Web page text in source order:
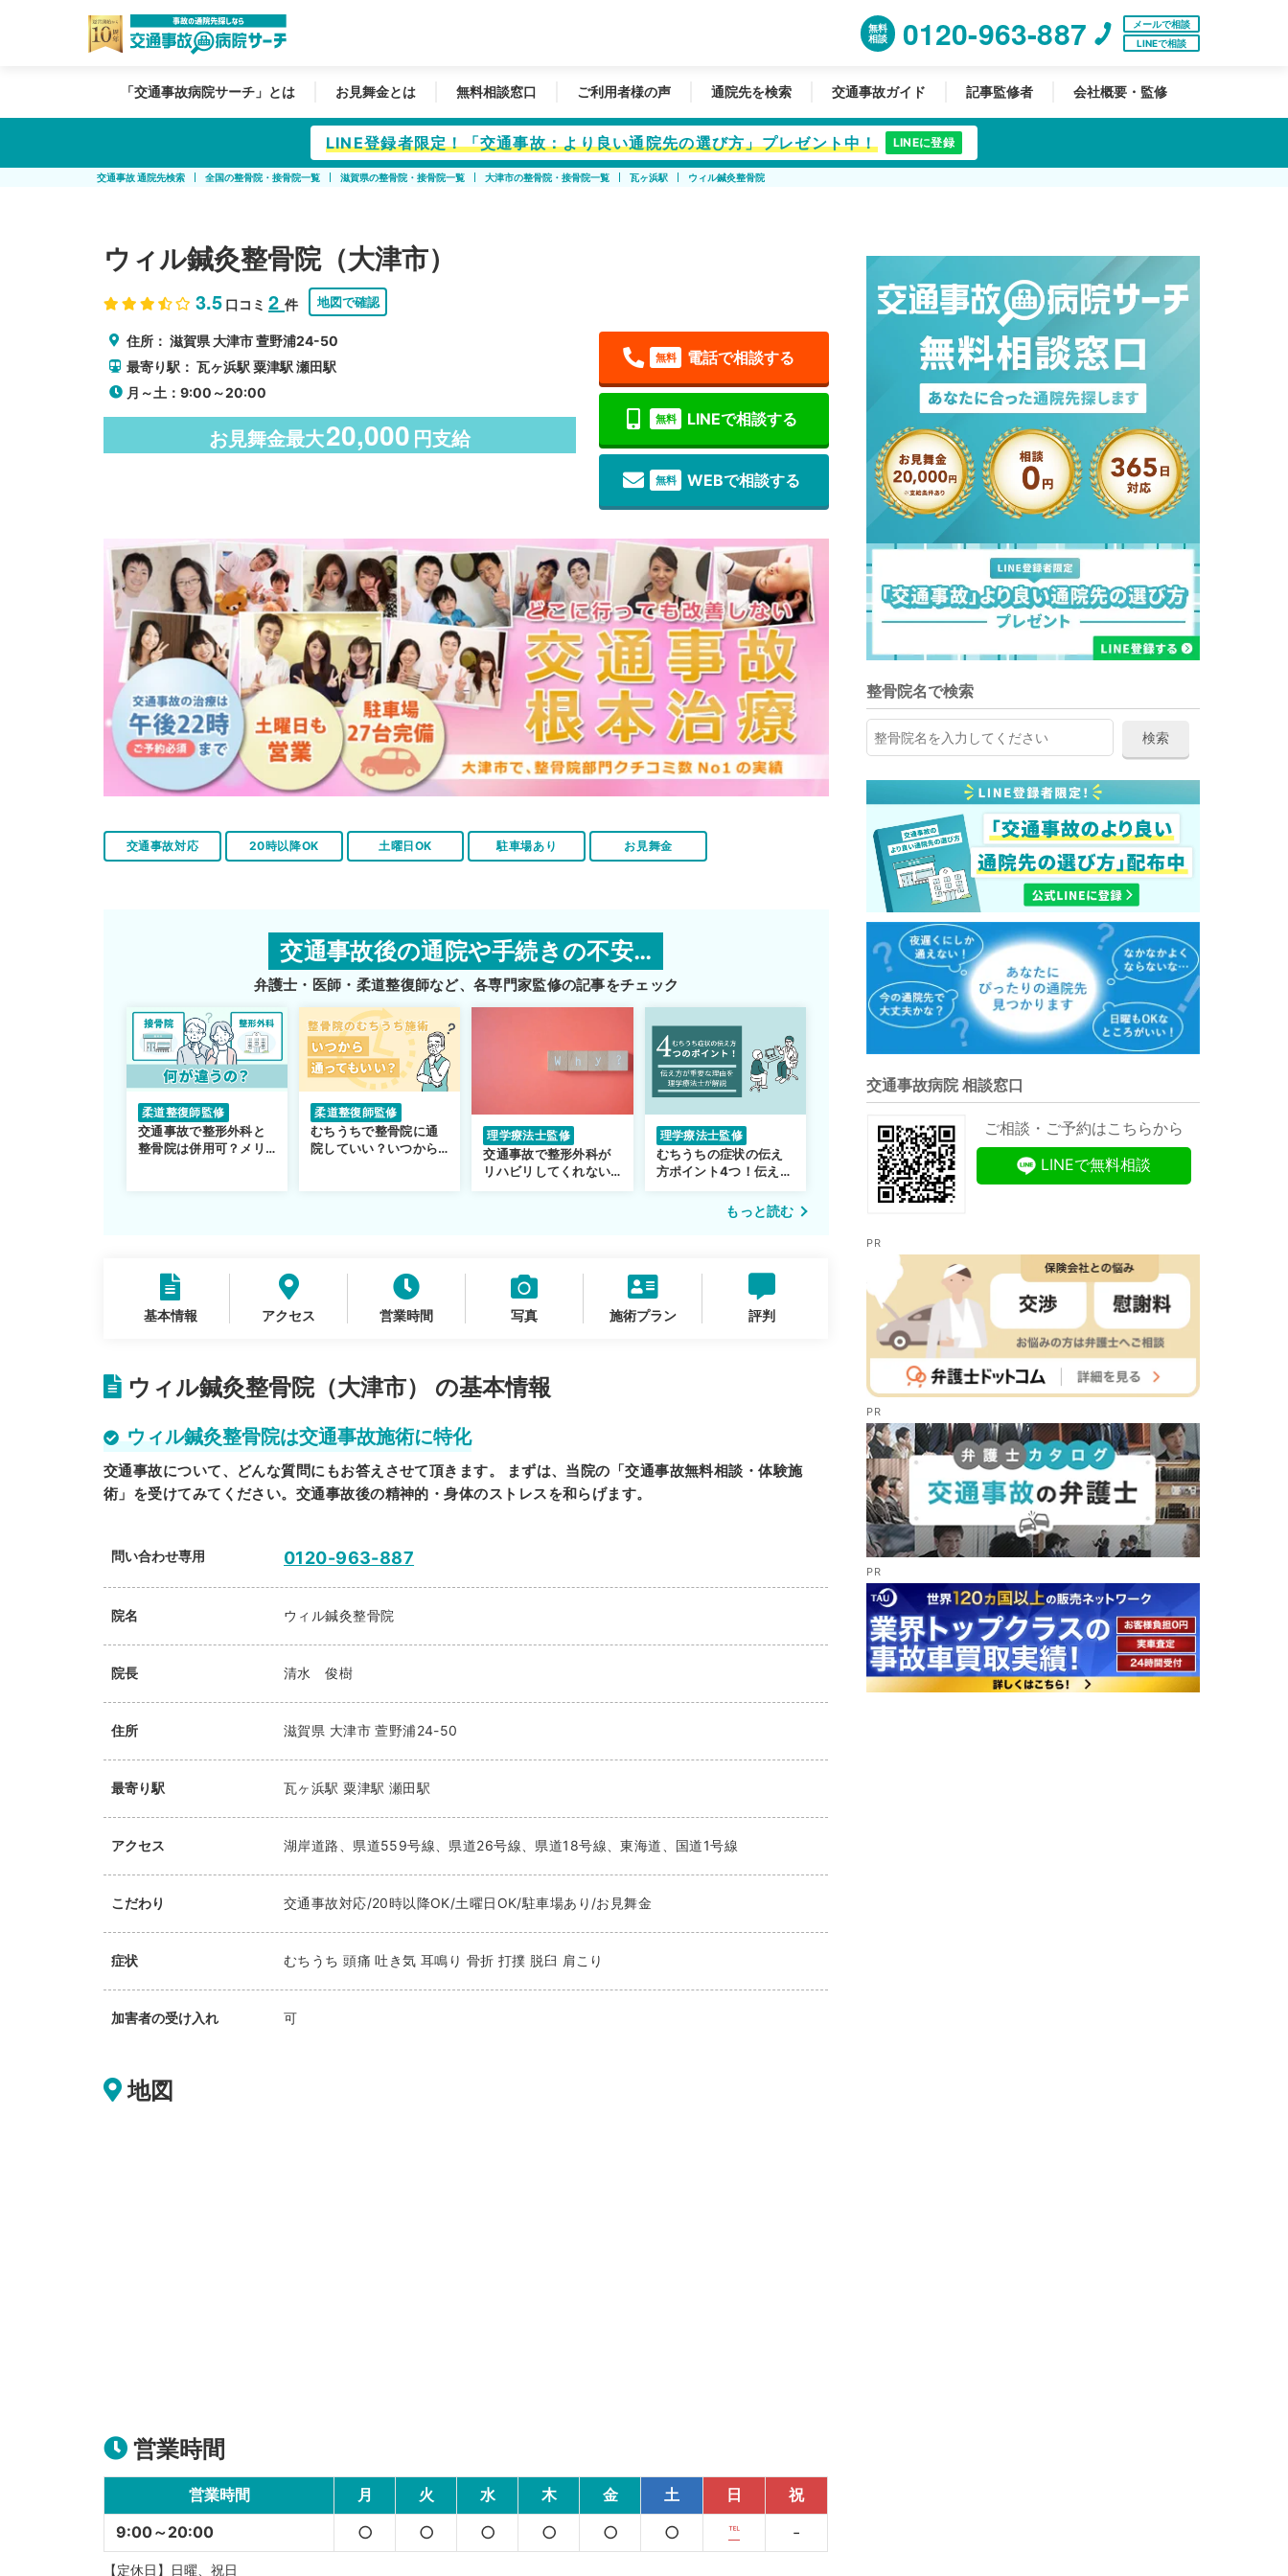
無料
相談
0120-963-887
メールで相談
LINEで相談
「交通事故病院サーチ」とは お見舞金とは 無料相談窓口 ご利用者様の声 通院先を検索 交通事故ガイド 記事監修者 会社概要・監修
LINE登録者限定！「交通事故：より良い通院先の選び方」プレゼント中！ LINEに登録
交通事故 通院先検索 全国の整骨院・接骨院一覧 滋賀県の整骨院・接骨院一覧 大津市の整骨院・接骨院一覧 瓦ヶ浜駅 ウィル鍼灸整骨院
ウィル鍼灸整骨院（大津市）
3.5 口コミ 2 件 地図で確認
住所： 滋賀県 大津市萱野浦24-50
最寄り駅： 瓦ヶ浜駅 粟津駅 瀬田駅
月～土：9:00～20:00
お見舞金最大20,000 円支給
無料 電話で相談する
無料 LINEで相談する
無料 WEBで相談する
交通事故対応 20時以降OK 土曜日OK 駐車場あり お見舞金
交通事故後の通院や手続きの不安…
弁護士・医師・柔道整復師など、各専門家監修の記事をチェック
柔道整復師監修
交通事故で整形外科と
整骨院は併用可？メリ
柔道整復師監修
むちうちで整骨院に通
院していい？いつから
理学療法士監修
交通事故で整形外科が
リハビリしてくれない…
転院するべき？
理学療法士監修
むちうちの症状の伝え
方ポイント4つ！伝え方
が重要な理由も解説
もっと読む
基本情報 アクセス 営業時間 写真 施術プラン 評判
ウィル鍼灸整骨院（大津市） の基本情報
ウィル鍼灸整骨院は交通事故施術に特化
交通事故について、どんな質問にもお答えさせて頂きます。 まずは、当院の「交通事故無料相談・体験施
術」を受けてみてください。交通事故後の精神的・身体のストレスを和らげます。
問い合わせ専用 0120-963-887
院名 ウィル鍼灸整骨院
院長 清水 俊樹
住所 滋賀県 大津市 萱野浦24-50
最寄り駅 瓦ヶ浜駅 粟津駅 瀬田駅
アクセス 湖岸道路、県道559号線、県道26号線、県道18号線、東海道、国道1号線
こだわり 交通事故対応/20時以降OK/土曜日OK/駐車場あり/お見舞金
症状 むちうち 頭痛 吐き気 耳鳴り 骨折 打撲 脱臼 肩こり
加害者の受け入れ 可
地図
営業時間
営業時間 月 火 水 木 金 土 日
祝
9:00～20:00
○ ○ ○ ○ ○ ○ ℡ -
【定休日】日曜、祝日
整骨院名で検索
交通事故病院 相談窓口
ご相談・ご予約はこちらから
LINEで無料相談